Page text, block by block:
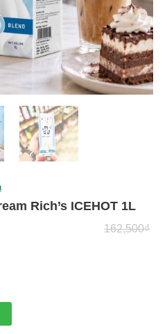
Rich’s ICEHOT 1L
162,500₫
ICEHOT 1L số lượng